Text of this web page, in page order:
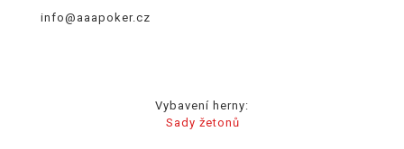
info@aaapoker.cz
Vybavení herny:
Sady žetonů